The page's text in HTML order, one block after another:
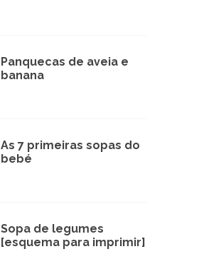
Panquecas de aveia e
banana
As 7 primeiras sopas do
bebé
Sopa de legumes
[esquema para imprimir]